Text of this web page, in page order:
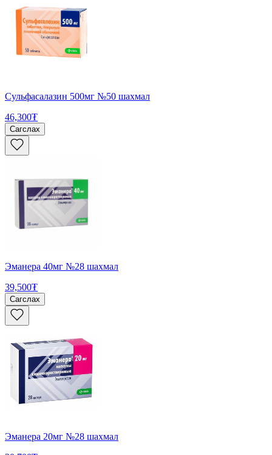
Сульфасалазин 500мг №50 шахмал
46,300₮
Сагслах
Эманера 40мг №28 шахмал
39,500₮
Сагслах
Эманера 20мг №28 шахмал